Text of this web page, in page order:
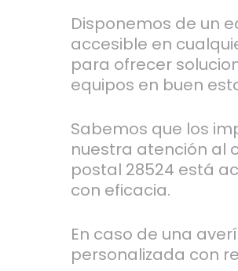
Disponemos de un
accesible en
para ofrecer
equipos en buen
Sabemos que los
nuestra atención al
postal 28524 está
con eficacia.
En caso de una
personalizada con